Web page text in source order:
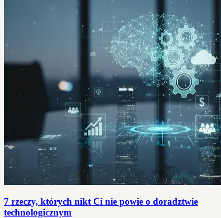
7 rzeczy, których nikt Ci nie powie o doradztwie
technologicznym